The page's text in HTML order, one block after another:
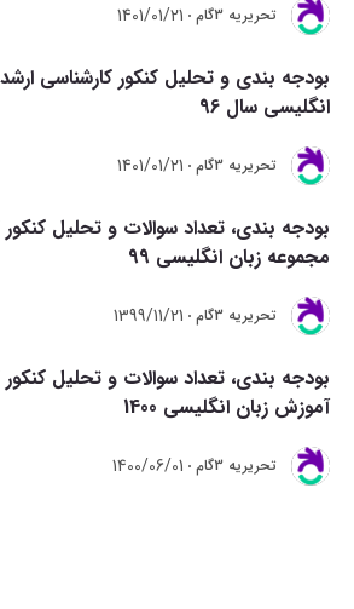
تحريريه 3گام 1401/01/21
بودجه بندی و تحلیل کنکور کارشناسی
انگلیسی سال 96
تحريريه 3گام 1401/01/21
بودجه بندی، تعداد سوالات و تحلیل
مجموعه زبان انگلیسی 99
تحريريه 3گام 1399/11/21
بودجه بندی، تعداد سوالات و تحلیل
آموزش زبان انگلیسی 1400
تحريريه 3گام 1400/06/01